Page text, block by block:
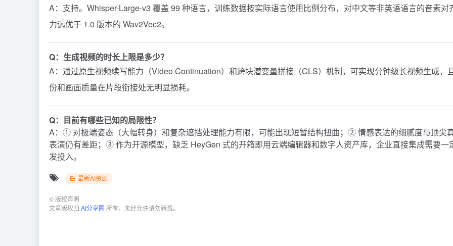
A：支持。Whisper-Large-v3 覆盖 99 种语言，训练数据按实际语言使用比例分布，对中文等非英语语言的音素对
力远优于 1.0 版本的 Wav2Vec2。
Q：生成视频的时长上限是多少？
A：通过原生视频续写能力（Video Continuation）和跨块潜变量拼接（CLS）机制，可实现分钟级长视频生成，
份和画面质量在片段衔接处无明显损耗。
Q：目前有哪些已知的局限性？
A：① 对极端姿态（大幅转身）和复杂遮挡处理能力有限，可能出现短暂结构扭曲；② 情感表达的细腻度与顶尖
表演仍有差距；③ 作为开源模型，缺乏 HeyGen 式的开箱即用云端编辑器和数字人资产库，企业直接集成需要一
发投入。
最新AI资源
© 版权声明
文章版权归 AI分享圈 所有，未经允许请勿转载。